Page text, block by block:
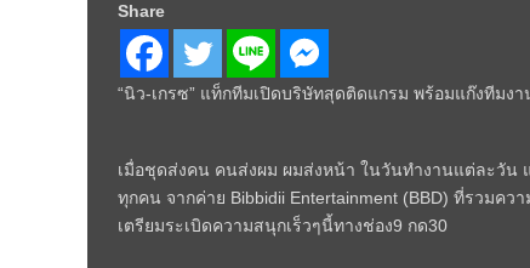
Share
“นิว-เกรซ” แท็กทีมเปิดบริษัทสุดติดแกรม พร้อมแก๊งทีมง
เมื่อชุดส่งคน คนส่งผม ผมส่งหน้า ในวันทำงานแต่ละวั
ทุกคน จากค่าย Bibbidii Entertainment (BBD) ที่รวมค
เตรียมระเบิดความสนุกเร็วๆนี้ทางช่อง9 กด30